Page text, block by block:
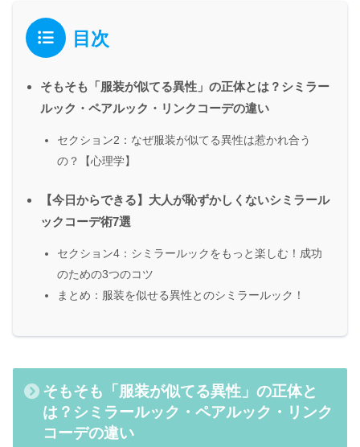
目次
そもそも「服装が似てる異性」の正体とは？シミラー
ルック・ペアルック・リンクコーデの違い
セクション2：なぜ服装が似てる異性は惹かれ合う
の？【心理学】
【今日からできる】大人が恥ずかしくないシミラール
ックコーデ術7選
セクション4：シミラールックをもっと楽しむ！成功
のための3つのコツ
まとめ：服装を似せる異性とのシミラールック！
そもそも「服装が似てる異性」の正体と
は？シミラールック・ペアルック・リンク
コーデの違い